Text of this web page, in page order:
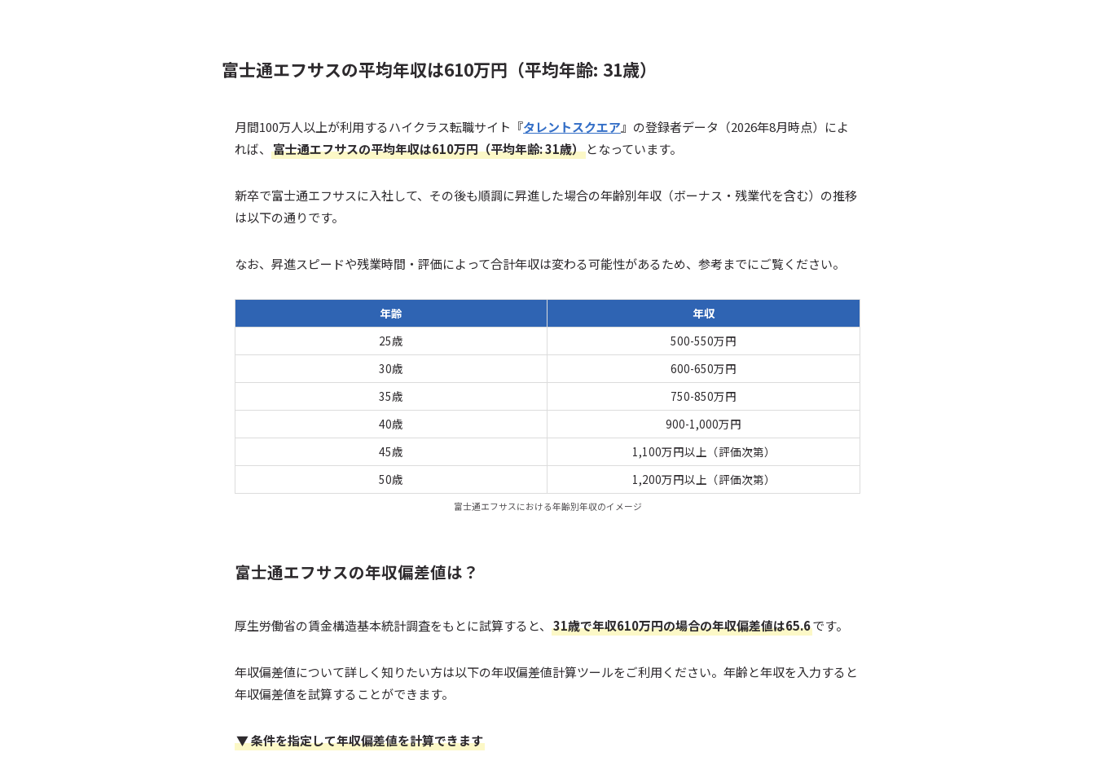
富士通エフサスの平均年収は610万円（平均年齢: 31歳）
月間100万人以上が利用するハイクラス転職サイト『タレントスクエア』の登録者データ（2026年8月時点）によ
れば、 富士通エフサスの平均年収は610万円（平均年齢: 31歳） となっています。
新卒で富士通エフサスに入社して、その後も順調に昇進した場合の年齢別年収（ボーナス・残業代を含む）の推移
は以下の通りです。
なお、昇進スピードや残業時間・評価によって合計年収は変わる可能性があるため、参考までにご覧ください。
年齢
年収
25歳
500-550万円
30歳
600-650万円
35歳
750-850万円
40歳
900-1,000万円
45歳
1,100万円以上（評価次第）
50歳
1,200万円以上（評価次第）
富士通エフサスにおける年齢別年収のイメージ
富士通エフサスの年収偏差値は？
厚生労働省の賃金構造基本統計調査をもとに試算すると、 31歳で年収610万円の場合の年収偏差値は65.6です。
年収偏差値について詳しく知りたい方は以下の年収偏差値計算ツールをご利用ください。年齢と年収を入力すると
年収偏差値を試算することができます。
▼ 条件を指定して年収偏差値を計算できます